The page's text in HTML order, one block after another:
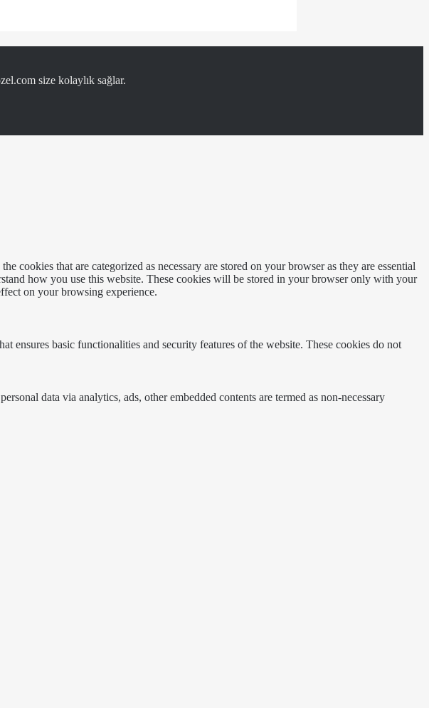
size kolaylık sağlar.
that are categorized as necessary are stored on your browser as they are essential
how you use this website. These cookies will be stored in your browser only with your
on your browsing experience.
ensures basic functionalities and security features of the website. These cookies do not
data via analytics, ads, other embedded contents are termed as non-necessary